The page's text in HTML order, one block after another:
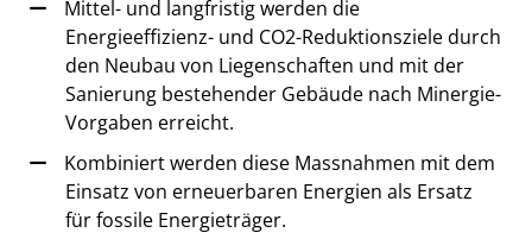
Mittel- und langfristig werden die
Energieeffizienz- und CO2-Reduktionsziele durch
den Neubau von Liegenschaften und mit der
Sanierung bestehender Gebäude nach Minergie-
Vorgaben erreicht.
Kombiniert werden diese Massnahmen mit dem
Einsatz von erneuerbaren Energien als Ersatz
für fossile Energieträger.